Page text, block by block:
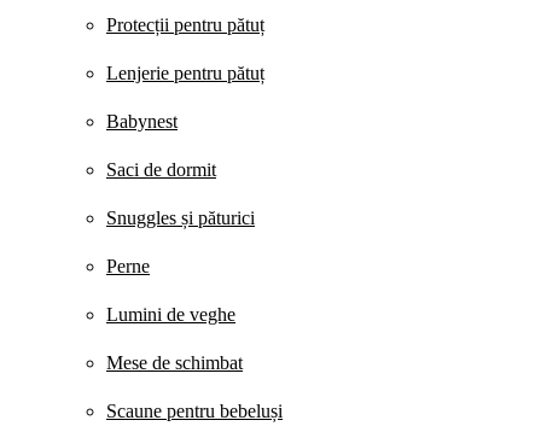
Protecții pentru pătuț
Lenjerie pentru pătuț
Babynest
Saci de dormit
Snuggles și păturici
Perne
Lumini de veghe
Mese de schimbat
Scaune pentru bebeluși